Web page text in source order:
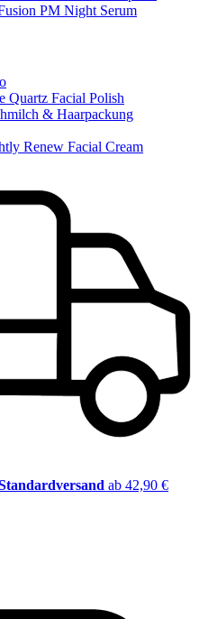
PM Night Serum
Quartz Facial Polish
& Haarpackung
Renew Facial Cream
ab 42,90 €